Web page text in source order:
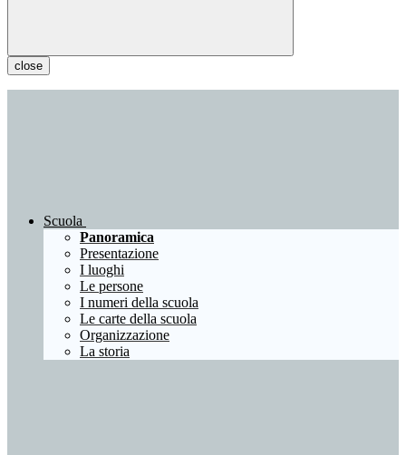
close
Scuola
Panoramica
Presentazione
I luoghi
Le persone
I numeri della scuola
Le carte della scuola
Organizzazione
La storia